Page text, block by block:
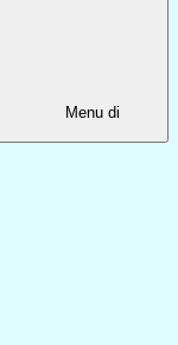
Menu di